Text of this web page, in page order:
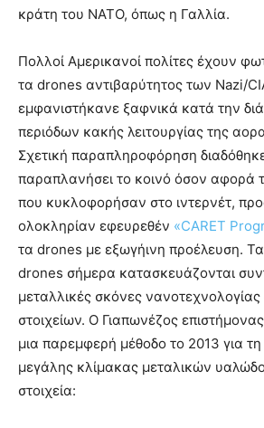
κράτη του ΝΑΤΟ, όπως η Γαλλία.
Πολλοί Αμερικανοί πολίτες έχουν
τα drones αντιβαρύτητος των Nazi/
εμφανιστήκανε ξαφνικά κατά την
περιόδων κακής λειτουργίας της
Σχετική παραπληροφόρηση
παραπλανήσει το κοινό όσον αφορά
που κυκλοφορήσαν στο ιντερνέτ,
ολοκληρίαν εφευρεθέν «CARET
τα drones με εξωγήινη προέλευση. Τα
drones σήμερα κατασκευάζονται
μεταλλικές σκόνες
στοιχείων. Ο Γιαπωνέζος
μια παρεμφερή μέθοδο το 2013 για
μεγάλης κλίμακας μεταλικών
στοιχεία: